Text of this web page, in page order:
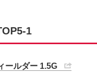
1
ールダー 1.5G